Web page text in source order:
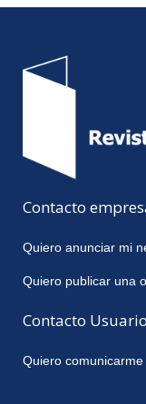
Contacto
Quiero anunciar mi
Quiero publicar una
Contacto
Quiero